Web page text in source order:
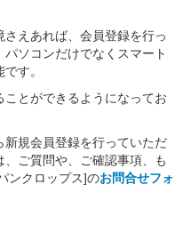
えあれば、会員登録を行っ
ソコンだけでなくスマート
す。
ことができるようになってお
新規会員登録を行っていただ
ご質問や、ご確認事項、も
ンクロップス]のお問合せフォ